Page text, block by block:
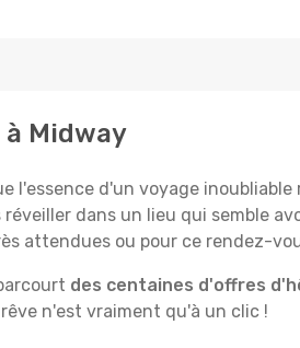
Midway
l'essence d'un voyage
dans un lieu qui semble
attendues ou pour ce rendez-
des centaines d'offres
n'est vraiment qu'à un clic !